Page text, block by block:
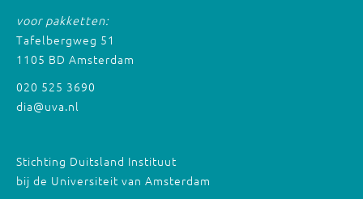
voor pakketten:
Tafelbergweg 51
1105 BD Amsterdam
020 525 3690
dia@uva.nl
Stichting Duitsland Instituut
bij de Universiteit van Amsterdam